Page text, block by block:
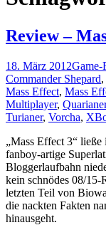
Review –
18. März 2012Game-
Commander Shepard,
Mass Effect, Mass
Multiplayer, Quarianer
Turianer, Vorcha,
„Mass Effect 3“
fanboy-artige
Bloggerlaufbahn
kein schnödes 08/15-
letzten Teil von
die nackten Fakten
hinausgeht.